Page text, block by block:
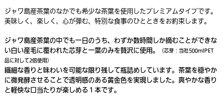
ジャワ島産茶葉のなかでも希少な茶葉を使用したプレミアムタイプです。
美味しく、楽しく、心が弾む、特別な食事のひとときをお約束します。
ジャワ島産茶葉の中でも一日のうち、わずか数時間しか摘むことができな
い白い産毛に覆われた芯芽と一葉のみを贅沢に使用。
（芯芽：当社500mlPET
品に対して2倍使用）
繊細な香りと味わいを可能な限り残して瓶詰めしています。茶葉を穏やか
に微発酵させることで透明感のある黄金色を実現しました。爽やかな香り
と軽快な口当たりが楽しめる１本です。